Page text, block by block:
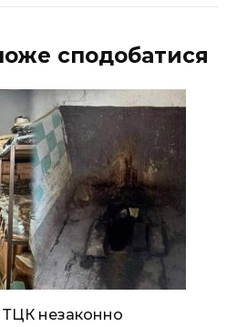
сподобатися
ТЦК незаконно